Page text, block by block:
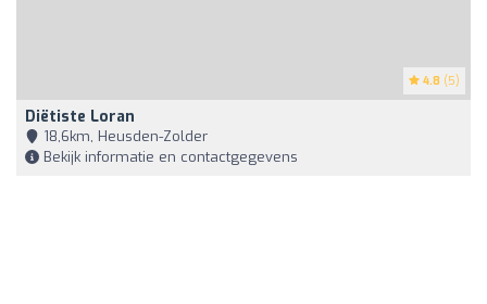
4.8 (5)
Diëtiste Loran
18,6km, Heusden-Zolder
Bekijk informatie en contactgegevens